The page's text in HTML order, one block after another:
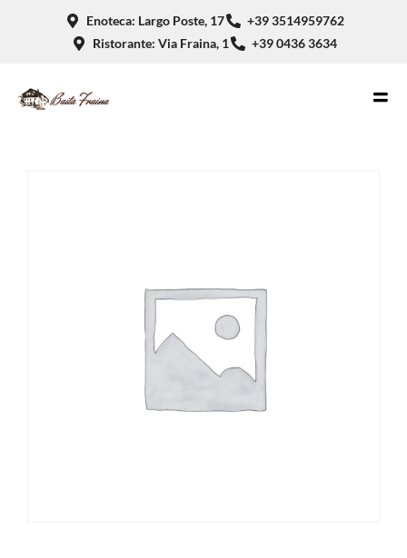
Enoteca: Largo Poste, 17
+39 3514959762
Ristorante: Via Fraina, 1
+39 0436 3634